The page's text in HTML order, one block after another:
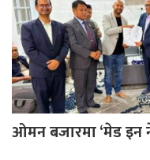
ओमन बजारमा ‘मेड इन